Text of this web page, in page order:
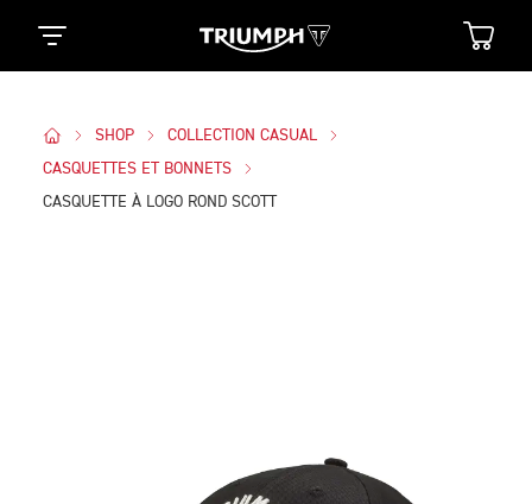
SHOP
COLLECTION CASUAL
CASQUETTES ET BONNETS
CASQUETTE À LOGO ROND SCOTT